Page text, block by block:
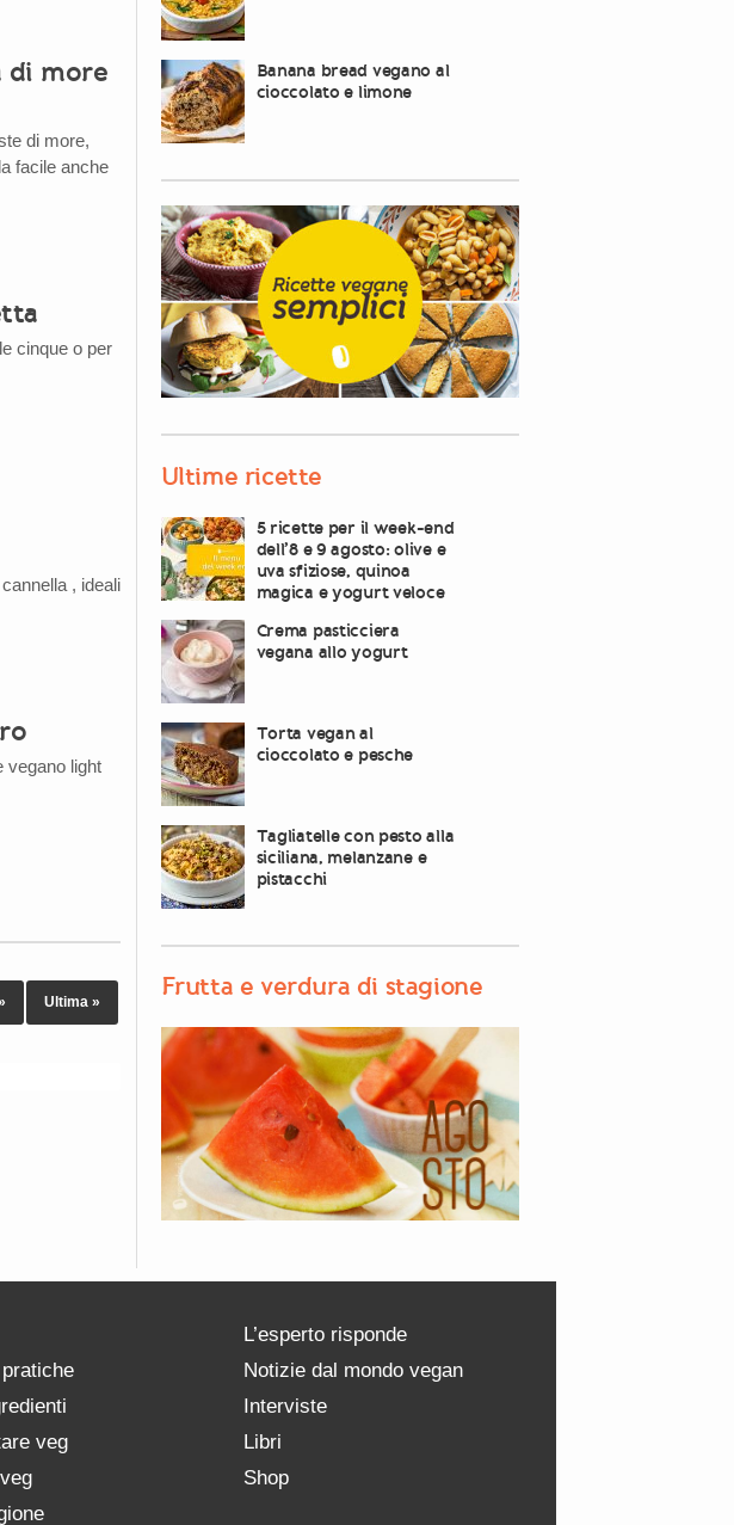
di more
di more,
facile anche
cinque o per
, ideali
vegano light
Ultima »
Banana bread vegano al
cioccolato e limone
Ultime ricette
5 ricette per il week-end
dell’8 e 9 agosto: olive e
uva sfiziose, quinoa
magica e yogurt veloce
Crema pasticciera
vegana allo yogurt
Torta vegan al
cioccolato e pesche
Tagliatelle con pesto alla
siciliana, melanzane e
pistacchi
Frutta e verdura di stagione
veg
L’esperto risponde
Notizie dal mondo vegan
Interviste
Libri
Shop